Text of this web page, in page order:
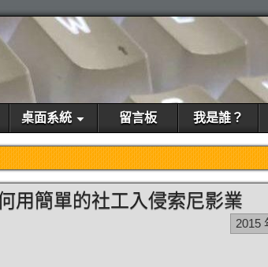
桌面系統 留言板 我是誰？
用簡單的社工入侵索尼影業
2015